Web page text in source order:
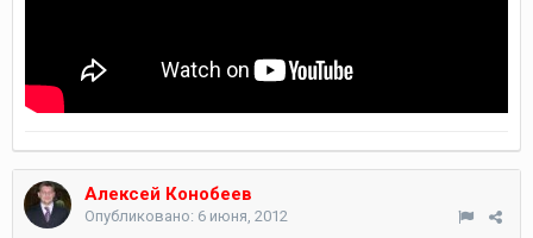
Алексей Конобеев
Опубликовано: 6 июня, 2012